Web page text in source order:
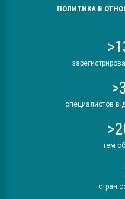
ПОЛИТИКА В
специалистов в
тем
стран